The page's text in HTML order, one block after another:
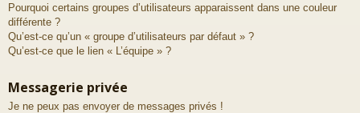
Pourquoi certains groupes d’utilisateurs apparaissent dans une couleur
différente ?
Qu’est-ce qu’un « groupe d’utilisateurs par défaut » ?
Qu’est-ce que le lien « L’équipe » ?
Messagerie privée
Je ne peux pas envoyer de messages privés !